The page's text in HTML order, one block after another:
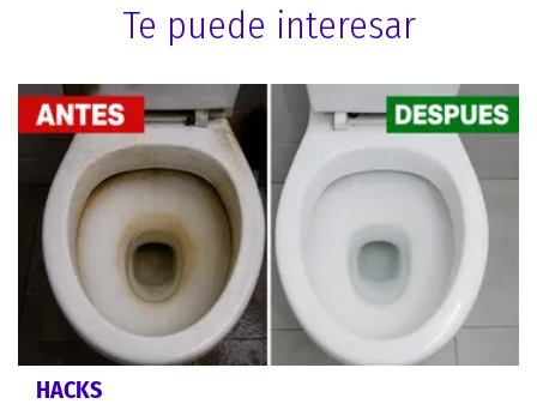
Te puede interesar
HACKS